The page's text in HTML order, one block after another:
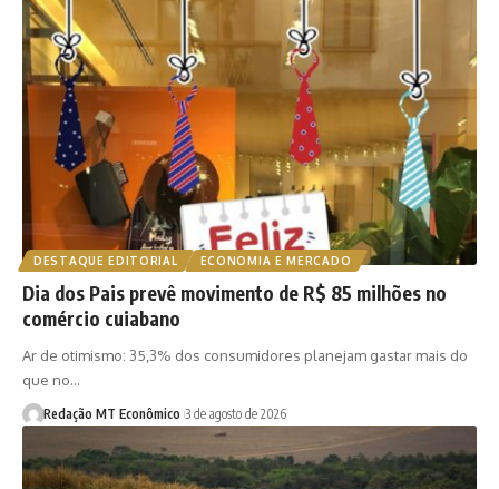
DESTAQUE EDITORIAL ECONOMIA E MERCADO
Dia dos Pais prevê movimento de R$ 85 milhões no
comércio cuiabano
Ar de otimismo: 35,3% dos consumidores planejam gastar mais do
que no…
Redação MT Econômico 3 de agosto de 2026